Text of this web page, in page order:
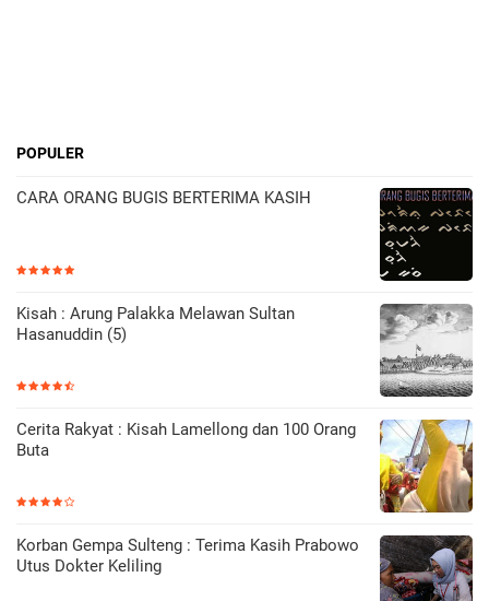
POPULER
CARA ORANG BUGIS BERTERIMA KASIH
Kisah : Arung Palakka Melawan Sultan
Hasanuddin (5)
Cerita Rakyat : Kisah Lamellong dan 100 Orang
Buta
Korban Gempa Sulteng : Terima Kasih Prabowo
Utus Dokter Keliling